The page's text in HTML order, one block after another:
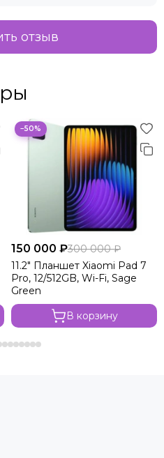
отзыв
−50%
150 000 ₽300 000 ₽
11.2" Планшет Xiaomi Pad 7
Pro, 12/512GB, Wi-Fi, Sage
Green
В корзину